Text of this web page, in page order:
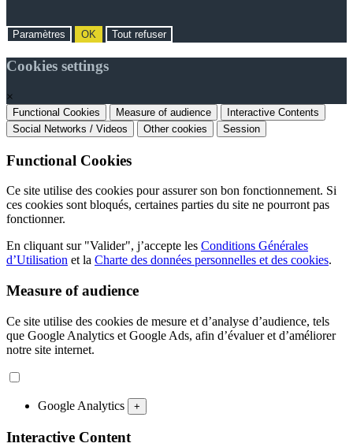
Paramètres OK Tout refuser
Cookies settings
×
Functional Cookies Measure of audience
Interactive Contents
Social Networks / Videos
Other cookies Session
Functional Cookies
Ce site utilise des cookies pour assurer son bon fonctionnement. Si
ces cookies sont bloqués, certaines parties du site ne pourront pas
fonctionner.
En cliquant sur "Valider", j’accepte les Conditions Générales
d’Utilisation et la Charte des données personnelles et des cookies.
Measure of audience
Ce site utilise des cookies de mesure et d’analyse d’audience, tels
que Google Analytics et Google Ads, afin d’évaluer et d’améliorer
notre site internet.
Google Analytics +
Interactive Content